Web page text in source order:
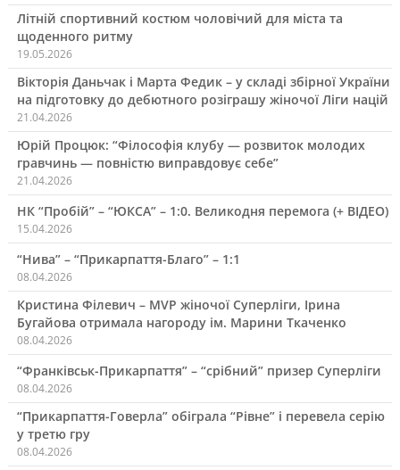
Літній спортивний костюм чоловічий для міста та
щоденного ритму
19.05.2026
Вікторія Даньчак і Марта Федик – у складі збірної України
на підготовку до дебютного розіграшу жіночої Ліги націй
21.04.2026
Юрій Процюк: “Філософія клубу — розвиток молодих
гравчинь — повністю виправдовує себе”
21.04.2026
НК “Пробій” – “ЮКСА” – 1:0. Великодня перемога (+ ВІДЕО)
15.04.2026
“Нива” – “Прикарпаття-Благо” – 1:1
08.04.2026
Кристина Філевич – MVP жіночої Суперліги, Ірина
Бугайова отримала нагороду ім. Марини Ткаченко
08.04.2026
“Франківськ-Прикарпаття” – “срібний” призер Суперліги
08.04.2026
“Прикарпаття-Говерла” обіграла “Рівне” і перевела серію
у третю гру
08.04.2026